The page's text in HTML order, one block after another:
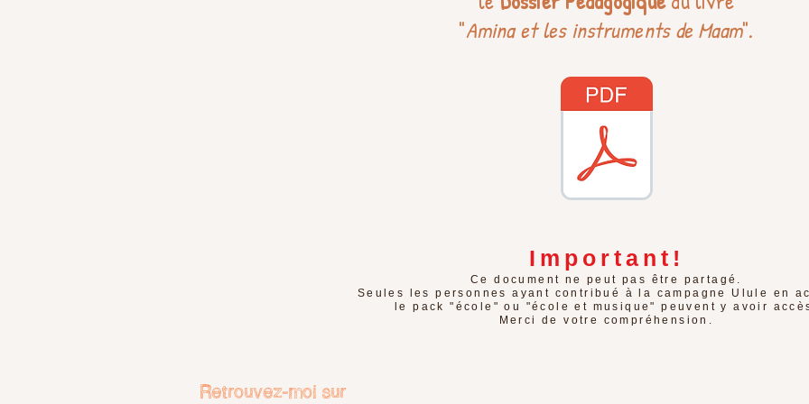
"Amina et les instruments de Maam".
Important!
Ce document ne peut pas être partagé.
Seules les personnes ayant contribué à la campagne Ulule en
le pack "école" ou "école et musique" peuvent y avoir
Merci de votre compréhension.
Retrouvez-moi sur